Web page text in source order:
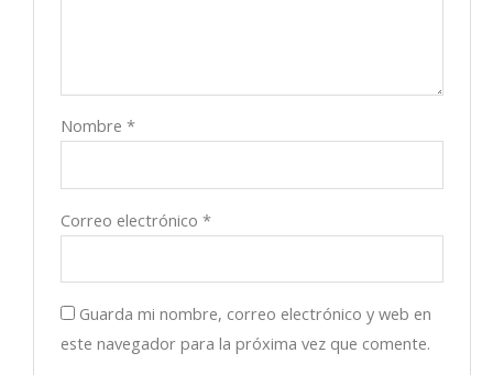
Nombre*
Correo electrónico*
Guarda mi nombre, correo electrónico y web en
este navegador para la próxima vez que comente.